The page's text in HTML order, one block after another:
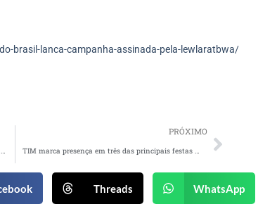
brasil-lanca-campanha-assinada-pela-lewlaratbwa/
Gaby Amarantos e Nega do Babado alertam para assédio em campanha da prefeitura de Recife
PRÓXIMO
TIM marca presença em três das principais festas do Brasil
Threads WhatsApp